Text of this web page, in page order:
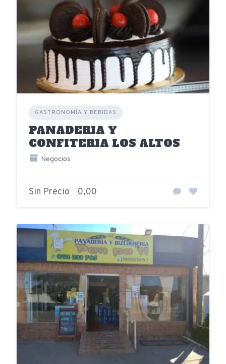
GASTRONOMÍA Y BEBIDAS
PANADERIA Y
CONFITERIA LOS ALTOS
Negocios
Sin Precio 0,00